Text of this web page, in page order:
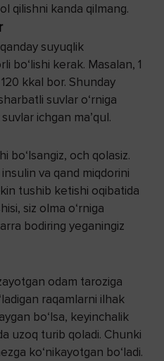
qilishni kanda qilmang.
suyuqlik
bo‘lishi kerak. Masalan, 1
kkal bor. Shunday
suvlar o‘rniga
ichgan ma’qul.
bo‘lsangiz, och qolasiz.
va qand miqdorini
tushib ketishi oqibatida
siz olma o‘rniga
bodiring yeganingiz
odam taroziga
raqamlarni ilhak
bo‘lsa, keyinchalik
uzoq turib qoladi. Chunki
ko‘nikayotgan bo‘ladi.